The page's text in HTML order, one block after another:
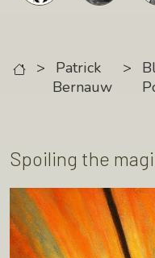
>
Patrick
Bernauw
>
Spoiling the